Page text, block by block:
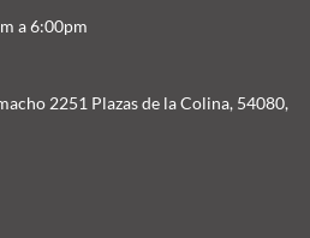
a 6:00pm
2251 Plazas de la Colina, 54080,